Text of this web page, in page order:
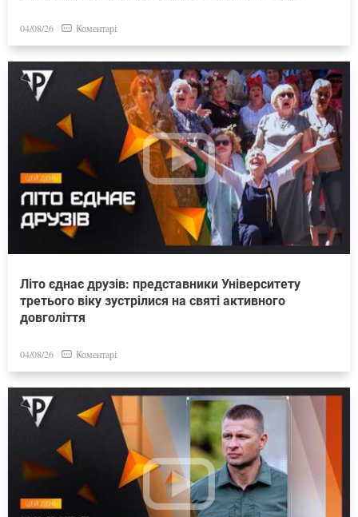
04/08/26 Коментарі
Літо єднає друзів: представники Університету
третього віку зустрілися на святі активного
довголіття
04/08/26 Коментарі